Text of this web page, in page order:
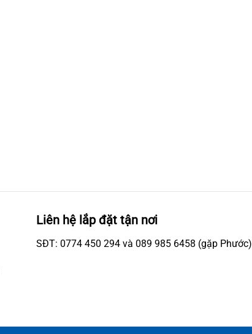
Liên hệ lắp đặt tận nơi
SĐT: 0774 450 294 và 089 985 6458 (gặp Phước)